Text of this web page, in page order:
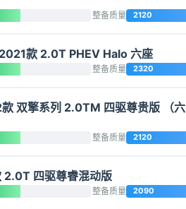
整备质量 2120
款 2.0T PHEV Halo 六座
整备质量 2320
双擎系列 2.0TM 四驱尊贵版 （六
整备质量 2120
四驱尊睿混动版
整备质量 2090